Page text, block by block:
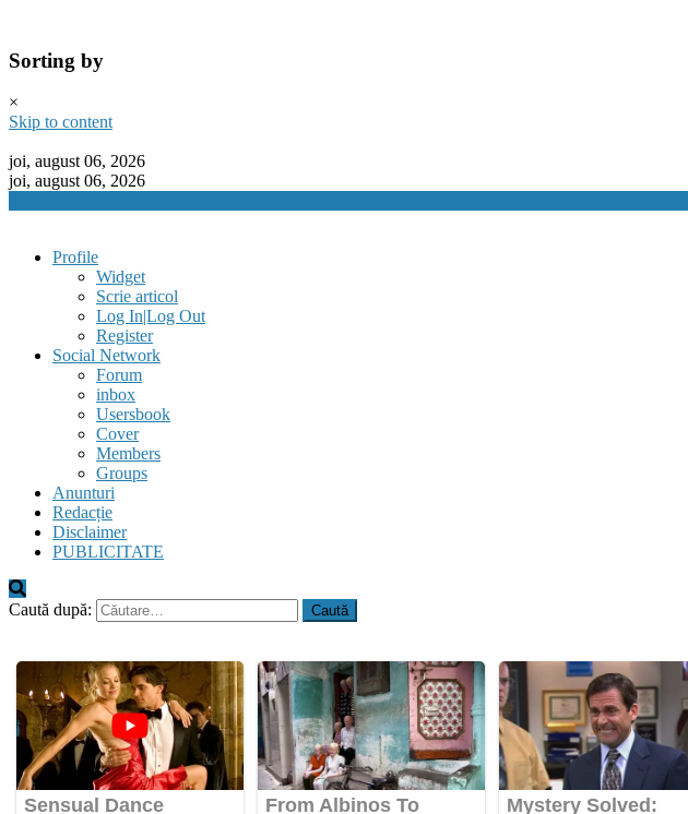
Sorting by
×
Skip to content
joi, august 06, 2026
joi, august 06, 2026
Profile
Widget
Scrie articol
Log In|Log Out
Register
Social Network
Forum
inbox
Usersbook
Cover
Members
Groups
Anunturi
Redacție
Disclaimer
PUBLICITATE
Caută după: